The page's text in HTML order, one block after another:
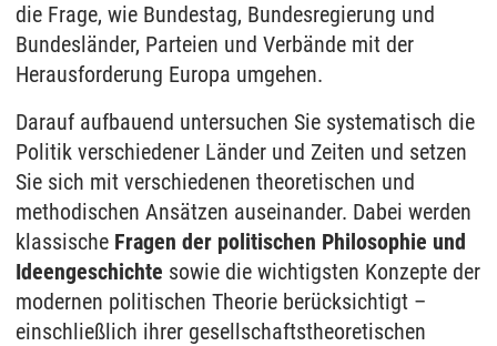
die Frage, wie Bundestag, Bundesregierung und
Bundesländer, Parteien und Verbände mit der
Herausforderung Europa umgehen.
Darauf aufbauend untersuchen Sie systematisch die
Politik verschiedener Länder und Zeiten und setzen
Sie sich mit verschiedenen theoretischen und
methodischen Ansätzen auseinander. Dabei werden
klassische Fragen der politischen Philosophie und
Ideengeschichte sowie die wichtigsten Konzepte der
modernen politischen Theorie berücksichtigt –
einschließlich ihrer gesellschaftstheoretischen